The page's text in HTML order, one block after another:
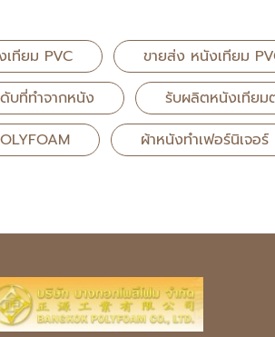
เทียม PVC ขายส่ง หนังเทียม
ดับที่ทำจากหนัง รับผลิตหนังเทียม
ผ้าหนังทำเฟอร์นิเจอร์